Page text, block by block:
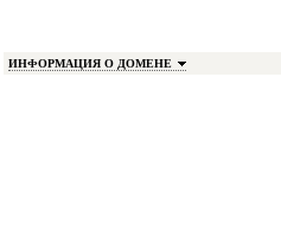
ИНФОРМАЦИЯ О ДОМЕНЕ